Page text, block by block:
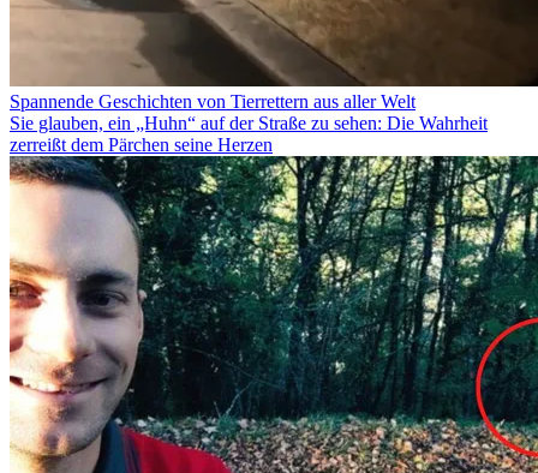
Spannende Geschichten von Tierrettern aus aller Welt
Sie glauben, ein „Huhn“ auf der Straße zu sehen: Die Wahrheit
zerreißt dem Pärchen seine Herzen